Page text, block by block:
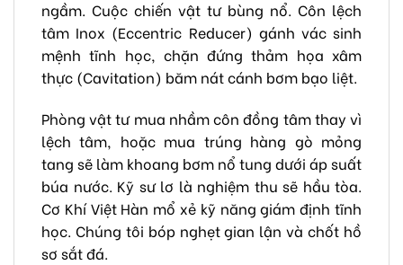
ngầm. Cuộc chiến vật tư bùng nổ. Côn lệch
tâm Inox (Eccentric Reducer) gánh vác sinh
mệnh tĩnh học, chặn đứng thảm họa xâm
thực (Cavitation) băm nát cánh bơm bạo liệt.
Phòng vật tư mua nhầm côn đồng tâm thay vì
lệch tâm, hoặc mua trúng hàng gò mỏng
tang sẽ làm khoang bơm nổ tung dưới áp suất
búa nước. Kỹ sư lơ là nghiệm thu sẽ hầu tòa.
Cơ Khí Việt Hàn mổ xẻ kỹ năng giám định tĩnh
học. Chúng tôi bóp nghẹt gian lận và chốt hồ
sơ sắt đá.